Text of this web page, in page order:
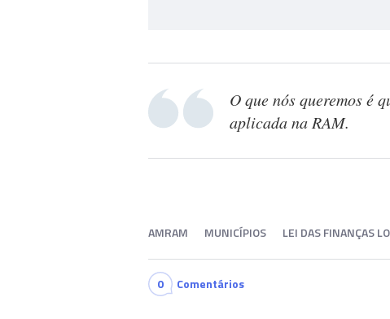
O que nós queremos é
aplicada na RAM.
AMRAM MUNICÍPIOS LEI DAS FINANÇAS
0 Comentários